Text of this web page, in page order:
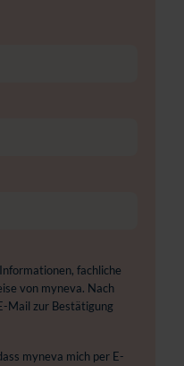
fachliche
von myneva. Nach
Mail zur Bestätigung
myneva mich per E-